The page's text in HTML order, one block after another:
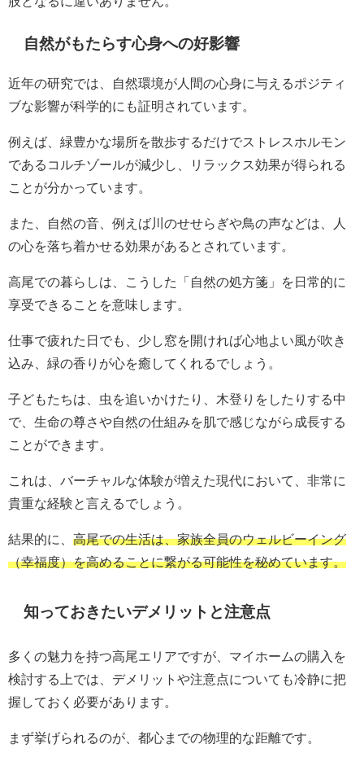
自然がもたらす心身への好影響
近年の研究では、自然環境が人間の心身に与えるポジティ
ブな影響が科学的にも証明されています。
例えば、緑豊かな場所を散歩するだけでストレスホルモン
であるコルチゾールが減少し、リラックス効果が得られる
ことが分かっています。
また、自然の音、例えば川のせせらぎや鳥の声などは、人
の心を落ち着かせる効果があるとされています。
高尾での暮らしは、こうした「自然の処方箋」を日常的に
享受できることを意味します。
仕事で疲れた日でも、少し窓を開ければ心地よい風が吹き
込み、緑の香りが心を癒してくれるでしょう。
子どもたちは、虫を追いかけたり、木登りをしたりする中
で、生命の尊さや自然の仕組みを肌で感じながら成長する
ことができます。
これは、バーチャルな体験が増えた現代において、非常に
貴重な経験と言えるでしょう。
結果的に、 高尾での生活は、家族全員のウェルビーイング
（幸福度）を高めることに繋がる可能性を秘めています。
知っておきたいデメリットと注意点
多くの魅力を持つ高尾エリアですが、マイホームの購入を
検討する上では、デメリットや注意点についても冷静に把
握しておく必要があります。
まず挙げられるのが、都心までの物理的な距離です。